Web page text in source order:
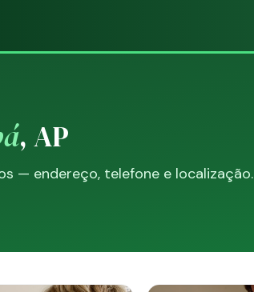
, AP
— endereço, telefone e localização.